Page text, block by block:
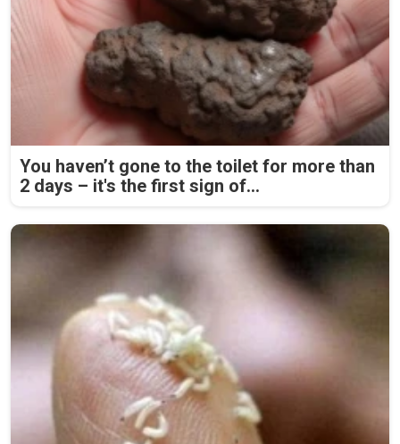
You haven’t gone to the toilet for more than
2 days – it's the first sign of...